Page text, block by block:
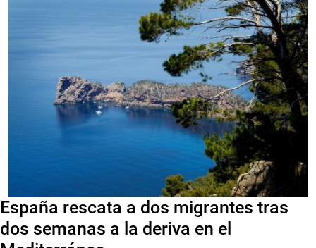
España rescata a dos migrantes tras
dos semanas a la deriva en el